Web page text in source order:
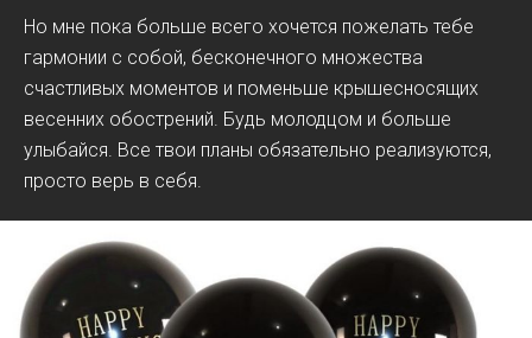
Но мне пока больше всего хочется пожелать тебе
гармонии с собой, бесконечного множества
счастливых моментов и поменьше крышесносящих
весенних обострений. Будь молодцом и больше
улыбайся. Все твои планы обязательно реализуются,
просто верь в себя.